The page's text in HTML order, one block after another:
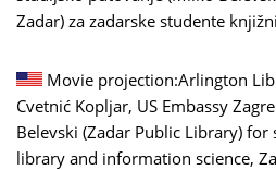
Zadar) za zadarske studente
Movie projection:Arlington
Cvetnić Kopljar, US Embassy
Belevski (Zadar Public Library)
library and information science,